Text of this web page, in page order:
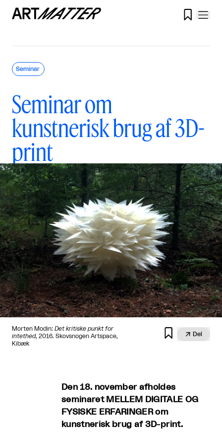

Seminar om
kunstnerisk brug af 3D-
print
Seminar
Morten Modin: Det kritiske punkt for
intethed, 2016. Skovsnogen Artspace,
Kibæk
  Del
Den 18. november afholdes
seminaret MELLEM DIGITALE OG
FYSISKE ERFARINGER om
kunstnerisk brug af 3D-print.